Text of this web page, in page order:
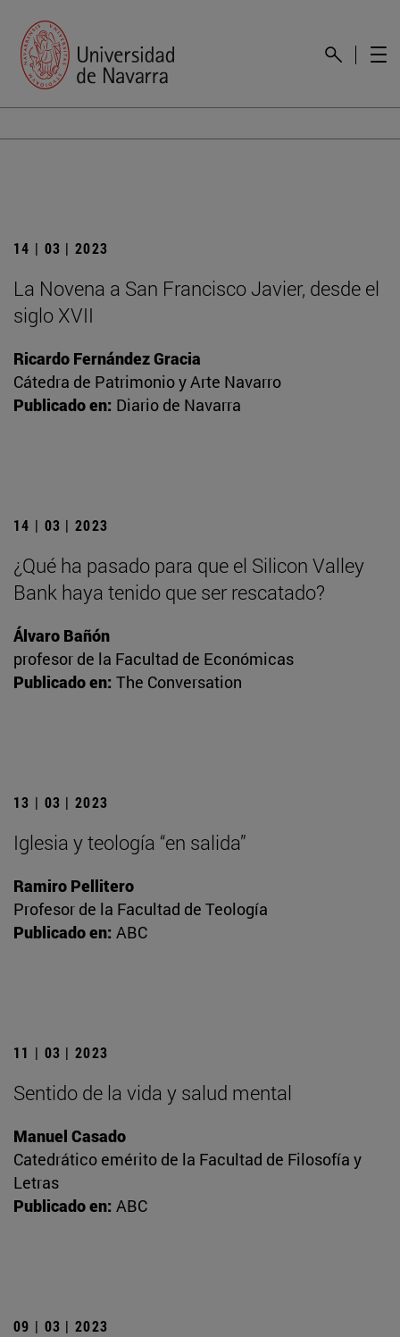
14 | 03 | 2023
La Novena a San Francisco Javier, desde el
siglo XVII
Ricardo Fernández Gracia
Cátedra de Patrimonio y Arte Navarro
Publicado en: Diario de Navarra
14 | 03 | 2023
¿Qué ha pasado para que el Silicon Valley
Bank haya tenido que ser rescatado?
Álvaro Bañón
profesor de la Facultad de Económicas
Publicado en: The Conversation
13 | 03 | 2023
Iglesia y teología “en salida”
Ramiro Pellitero
Profesor de la Facultad de Teología
Publicado en: ABC
11 | 03 | 2023
Sentido de la vida y salud mental
Manuel Casado
Catedrático emérito de la Facultad de Filosofía y
Letras
Publicado en: ABC
09 | 03 | 2023